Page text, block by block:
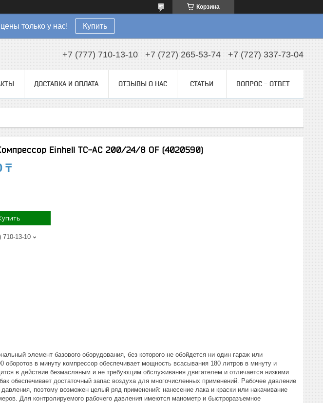
Корзина
только у нас! Купить
+7 (777) 710-13-10 +7 (727) 265-53-74 +7 (727) 337-73-04
ДОСТАВКА И ОПЛАТА ОТЗЫВЫ О НАС СТАТЬИ ВОПРОС - ОТВЕТ
Einhell TC-AC 200/24/8 OF (4020590)
₸
710-13-10
элемент базового оборудования, без которого не обойдется ни один гараж или
оборотов в минуту компрессор обеспечивает мощность всасывания 180 литров в минуту и
в действие безмасляным и не требующим обслуживания двигателем и отличается низкими
обеспечивает достаточный запас воздуха для многочисленных применений. Рабочее давление
поэтому возможен целый ряд применений: нанесение лака и краски или накачивание
Для контролируемого рабочего давления имеются манометр и быстроразъемное